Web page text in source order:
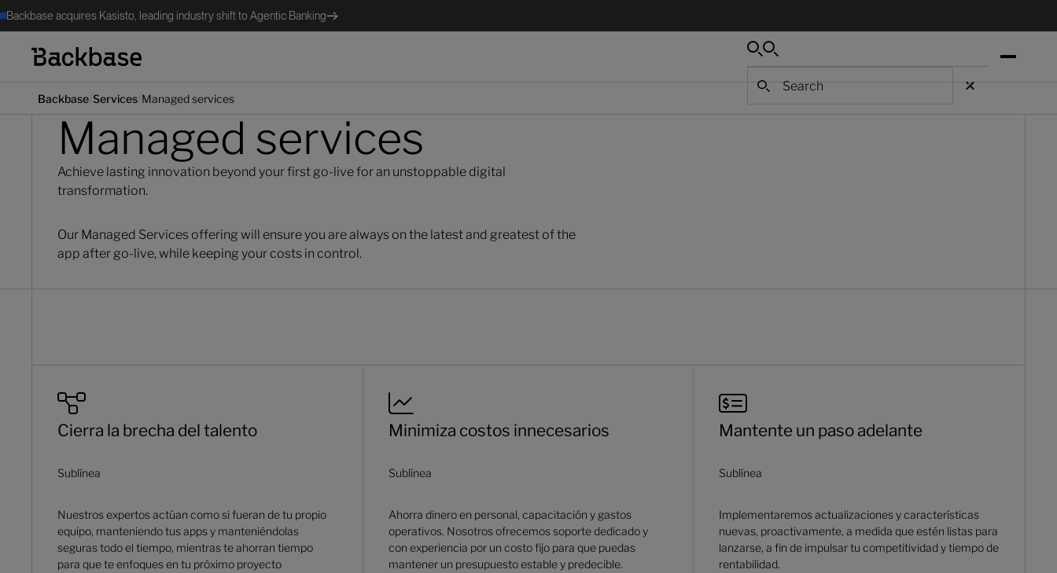
Backbase acquires Kasisto, leading industry shift to Agentic Banking
Search
Search
Backbase Services Managed services
Managed services
Achieve lasting innovation beyond your first go-live for an unstoppable digital
transformation.
Our Managed Services offering will ensure you are always on the latest and greatest of the
app after go-live, while keeping your costs in control.
Cierra la brecha del talento
Sublínea
Nuestros expertos actúan como si fueran de tu propio
equipo, manteniendo tus apps y manteniéndolas
seguras todo el tiempo, mientras te ahorran tiempo
para que te enfoques en tu próximo proyecto
Minimiza costos innecesarios
Sublínea
Ahorra dinero en personal, capacitación y gastos
operativos. Nosotros ofrecemos soporte dedicado y
con experiencia por un costo fijo para que puedas
mantener un presupuesto estable y predecible.
Mantente un paso adelante
Sublínea
Implementaremos actualizaciones y características
nuevas, proactivamente, a medida que estén listas para
lanzarse, a fin de impulsar tu competitividad y tiempo de
rentabilidad.